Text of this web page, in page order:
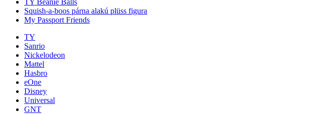
TY Beanie Balls
Squish-a-boos párna alakú plüss figura
My Passport Friends
TY
Sanrio
Nickelodeon
Mattel
Hasbro
eOne
Disney
Universal
GNT